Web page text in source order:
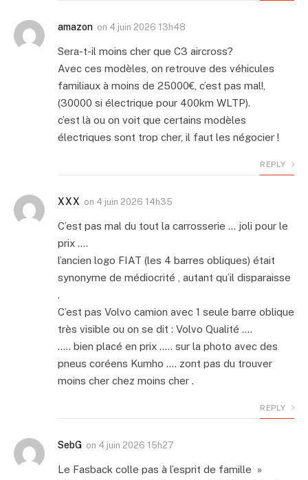
amazon on 4 juin 2026 13h48
Sera-t-il moins cher que C3 aircross?
Avec ces modèles, on retrouve des véhicules
familiaux à moins de 25000€, c’est pas mal!,
(30000 si électrique pour 400km WLTP).
c’est là ou on voit que certains modèles
électriques sont trop cher, il faut les négocier !
REPLY
XXX on 4 juin 2026 14h35
C’est pas mal du tout la carrosserie … joli pour le
prix ….
l’ancien logo FIAT (les 4 barres obliques) était
synonyme de médiocrité , autant qu’il disparaisse
.
C’est pas Volvo camion avec 1 seule barre oblique
très visible ou on se dit : Volvo Qualité ….
….. bien placé en prix ….. sur la photo avec des
pneus coréens Kumho …. zont pas du trouver
moins cher chez moins cher .
REPLY
SebG on 4 juin 2026 15h27
Le Fasback colle pas à l’esprit de famille »